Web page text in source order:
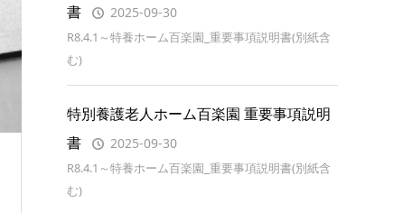
書
2025-09-30
R8.4.1～特養ホーム百楽園_重要事項説明書(別紙含
む)
特別養護老人ホーム百楽園 重要事項説明
書
2025-09-30
R8.4.1～特養ホーム百楽園_重要事項説明書(別紙含
む)